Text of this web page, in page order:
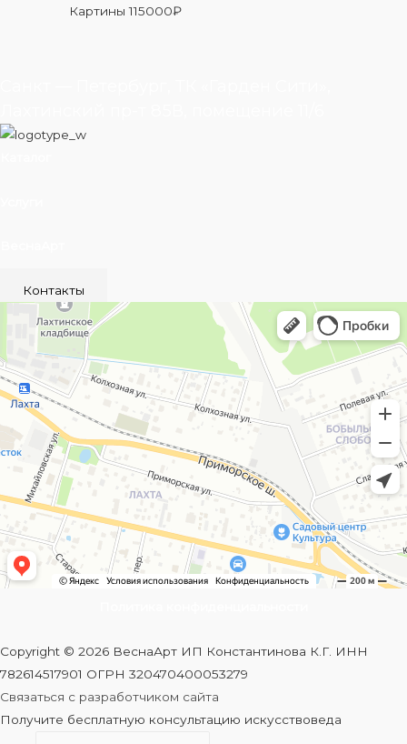
Картины115000₽
Контакты
Copyright © 2026 ВеснаАрт ИП Константинова К.Г. ИНН
782614517901 ОГРН 320470400053279
Связаться с разработчиком сайта
Получите бесплатную консультацию искусствоведа